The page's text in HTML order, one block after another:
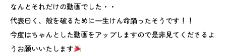
なんとそれだけの動画でした・・
代表曰く、殻を破るために一生けん命踊ったそうです！！
今度はちゃんとした動画をアップしますので是非見てくださるよ
うお願いいたします